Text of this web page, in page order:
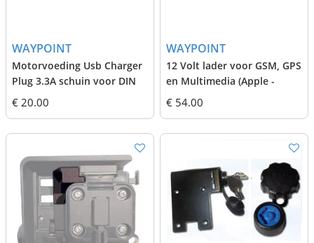
WAYPOINT
Motorvoeding Usb Charger
Plug 3.3A schuin voor DIN
(BMW)
€ 20.00
WAYPOINT
12 Volt lader voor GSM, GPS
en Multimedia (Apple -
micro-USB -USB-C)
€ 54.00